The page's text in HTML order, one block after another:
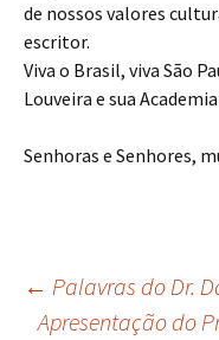
de nossos valores
escritor.
Viva o Brasil, viva São
Louveira e sua
Senhoras e Senhores,
← Palavras do Dr.
Apresentação do